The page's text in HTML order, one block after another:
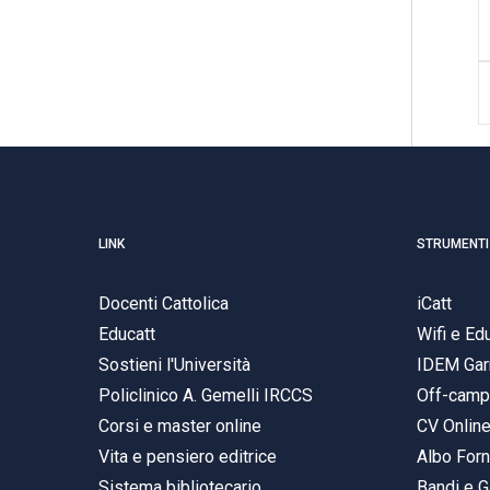
LINK
Docenti Cattolica
Educatt
Sostieni l'Università
Policlinico A. Gemelli IRCCS
Corsi e master online
Vita e pensiero editrice
STRUMENTI
iCatt
Wifi e
IDEM
Off-
CV Online
Albo